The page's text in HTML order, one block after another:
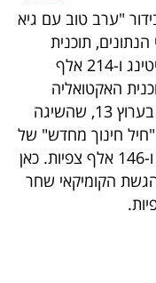
"ערב טוב עם גיא
בערוץ 12. על פי הנתונים, תוכנית
הטלוויזיה הפופולרית השיגה 7.5% רייטינג ו-214 אלף
האקטואליה
"הצינור" בהגשת גיא לרר, המשודרת בערוץ 13, שהשיגה
לבין "חיל חינוך מחדש" של
ערוץ 14 שגרף גם הוא 5.6% רייטינג ו-146 אלף צפיות. כאן
הקומיקאי שחר